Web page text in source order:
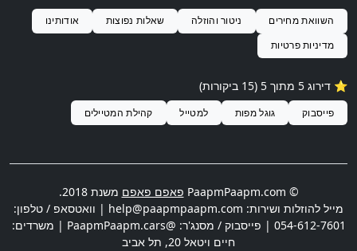
השוואת מחירים ניטור והוזלה שאלות נפוצות
אודותינו
מדיניות פרטיות
⭐️ דירוג 5 מתוך 5 (15 ביקורות)
פייסבוק גוגל מפות למטייל קהילת המטיילים
© PaapmPaapm.com פאפם פאפם משנת 2018.
מייל להוזלות ושירות: help@paapmpaapm.com | וואטסאפ / טלפון:
054-612-7601 | פייסבוק / מסנג'ר: @PaapmPaapm.cars | משרדים:
חיים ויטאל 20
, תל אביב